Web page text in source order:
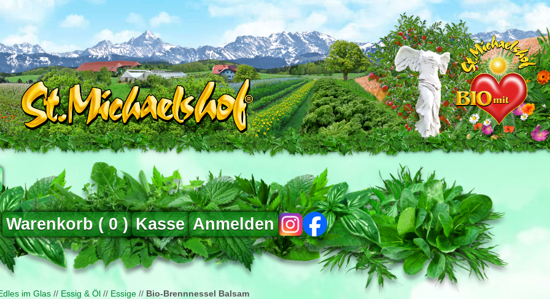
Warenkorb (0) Kasse
ig fb
Anmelden
im Glas // Essig & Öl // Essige // Bio-Brennnessel Balsam